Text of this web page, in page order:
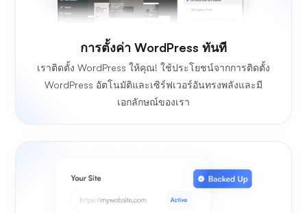
การตั้งค่า WordPress ทันที
เราติดตั้ง WordPress ให้คุณ! ใช้ประโยชน์จากการติดตั้ง
WordPress อัตโนมัติและเซิร์ฟเวอร์อันทรงพลังและมี
เอกลักษณ์ของเรา